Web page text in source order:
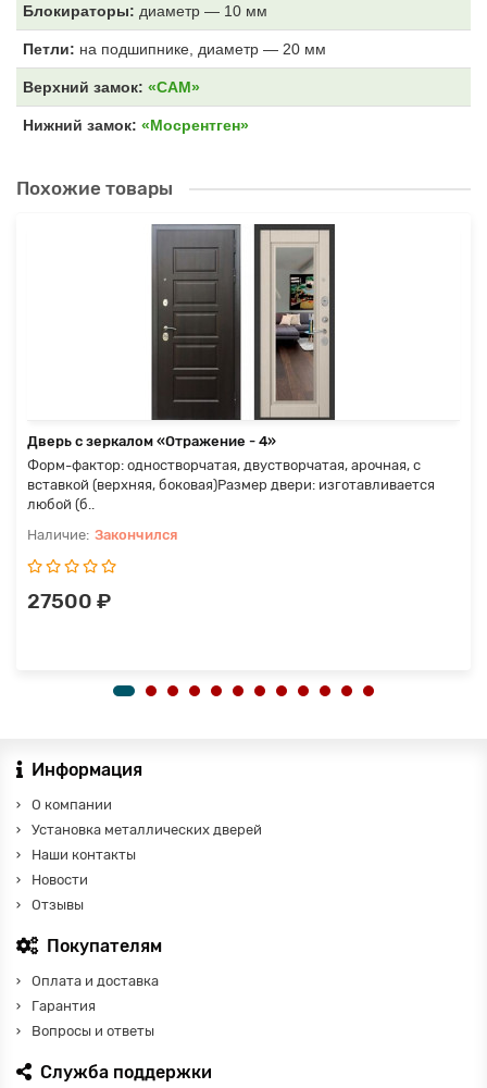
Блокираторы: диаметр — 10 мм
Петли: на подшипнике, диаметр — 20 мм
Верхний замок: «САМ»
Нижний замок: «Мосрентген»
Похожие товары
Дверь с зеркалом «Отражение - 4»
Форм-фактор: одностворчатая, двустворчатая, арочная, с
вставкой (верхняя, боковая)Размер двери: изготавливается
любой (б..
Закончился
27500 ₽
Информация
О компании
Установка металлических дверей
Наши контакты
Новости
Отзывы
Покупателям
Оплата и доставка
Гарантия
Вопросы и ответы
Служба поддержки